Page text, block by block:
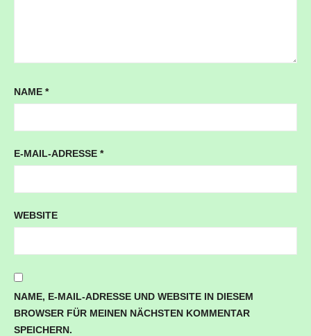
NAME *
E-MAIL-ADRESSE *
WEBSITE
NAME, E-MAIL-ADRESSE UND WEBSITE IN DIESEM
BROWSER FÜR MEINEN NÄCHSTEN KOMMENTAR
SPEICHERN.